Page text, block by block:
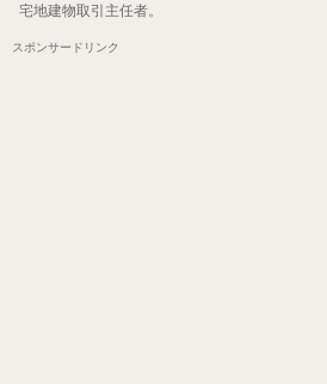
宅地建物取引主任者。
スポンサードリンク